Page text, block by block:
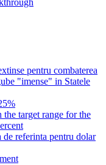
pentru combaterea
"imense" in Statele
the target range for the
de referinta pentru dolar